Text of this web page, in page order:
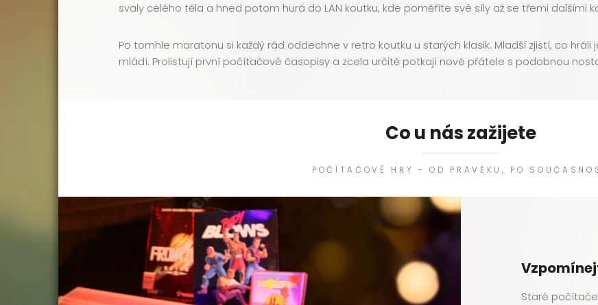
svaly celého těla a hned potom hurá do LAN koutku, kde poměříte své síly až se třemi dalšími
Po tomhle maratonu si každý rád oddechne v retro koutku u starých klasik. Mladší zjistí, co
mládí. Prolistují první počítačové časopisy a zcela určitě potkají nové přátele s podobnou
Co u nás zažijete
POČÍTAČOVÉ HRY - OD PRAVĚKU, PO
Staré počítače